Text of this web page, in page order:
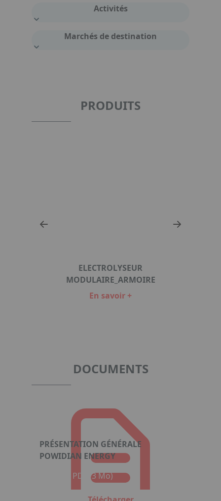
Activités
Marchés de destination
PRODUITS
ELECTROLYSEUR
MODULAIRE_ARMOIRE
En savoir +
DOCUMENTS
PRÉSENTATION GÉNÉRALE
POWIDIAN ENERGY
Format : PDF (3 Mo)